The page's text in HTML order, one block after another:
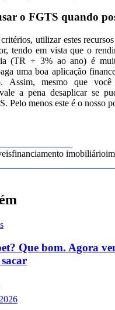
o FGTS quando
utilizar estes
tendo em vista que o
(TR + 3% ao ano) é
uma boa aplicação
Assim, mesmo que
a pena desaplicar se
Pelo menos este é o nosso
financiamento imobiliário
Que bom. Agora